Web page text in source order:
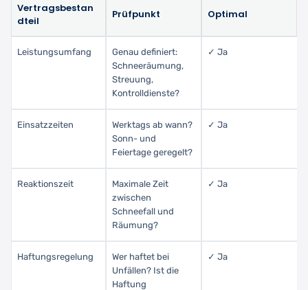
Vertragsbestan
dteil
Prüfpunkt Optimal
Leistungsumfang
Genau definiert:
Schneeräumung,
Streuung,
Kontrolldienste?
✓ Ja
Einsatzzeiten
Werktags ab wann?
Sonn- und
Feiertage geregelt?
✓ Ja
Reaktionszeit
Maximale Zeit
zwischen
Schneefall und
Räumung?
✓ Ja
Haftungsregelung
Wer haftet bei
Unfällen? Ist die
Haftung
✓ Ja